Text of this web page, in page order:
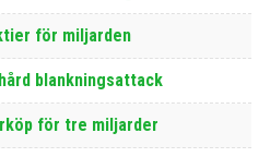
för miljarden
blankningsattack
för tre miljarder